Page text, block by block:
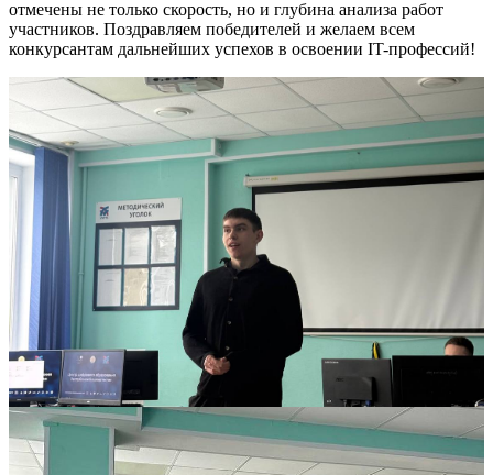
отмечены не только скорость, но и глубина анализа работ
участников. Поздравляем победителей и желаем всем
конкурсантам дальнейших успехов в освоении IT-профессий!